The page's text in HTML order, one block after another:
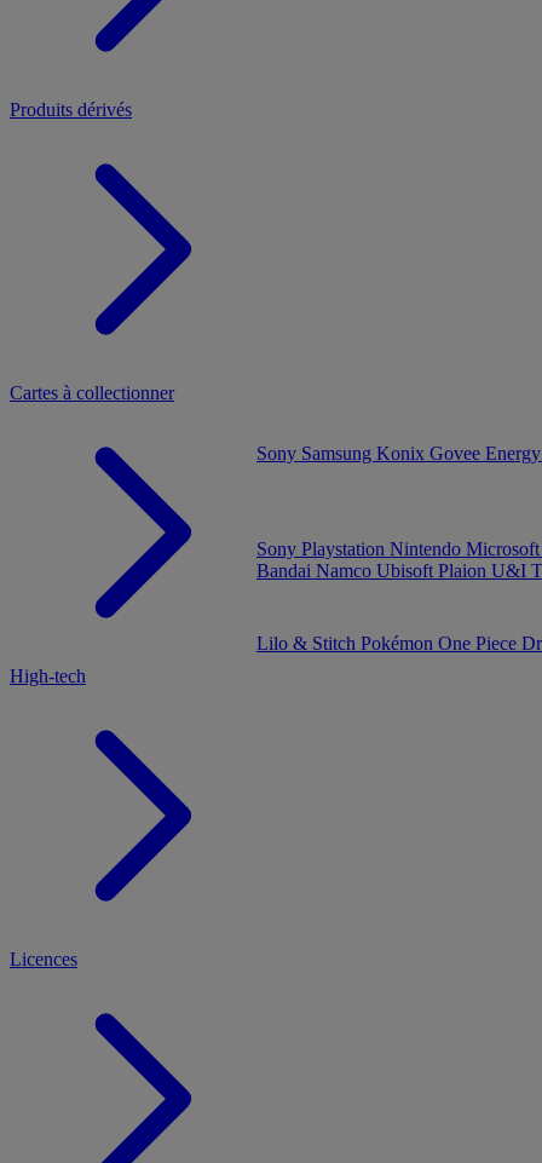
Sony Playstation Nintendo
Bandai Namco Ubisoft Plaion U&I
Produits dérivés
Lilo & Stitch Pokémon One Piece
Cartes à collectionner
High-tech
Sony Samsung Konix Govee
Licences